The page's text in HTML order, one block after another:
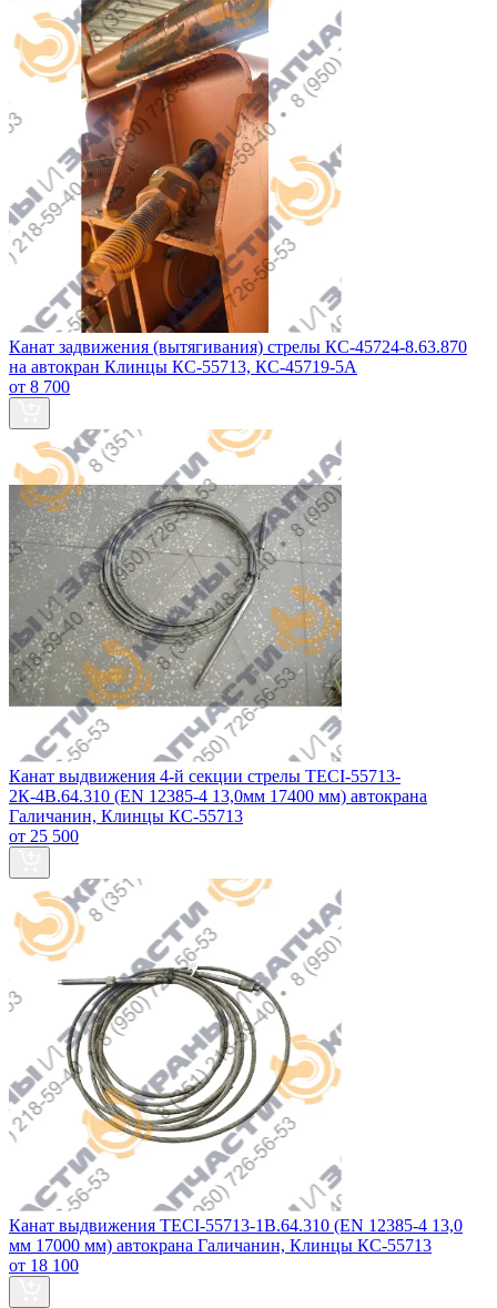
Канат задвижения (вытягивания) стрелы КС-45724-8.63.870
на автокран Клинцы КС-55713, КС-45719-5А
от 8 700
Канат выдвижения 4-й секции стрелы TECI-55713-
2К-4В.64.310 (EN 12385-4 13,0мм 17400 мм) автокрана
Галичанин, Клинцы КС-55713
от 25 500
Канат выдвижения TECI-55713-1В.64.310 (EN 12385-4 13,0
мм 17000 мм) автокрана Галичанин, Клинцы КС-55713
от 18 100